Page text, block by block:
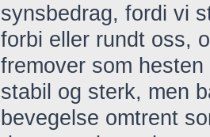
synsbedrag, fordi vi
forbi eller rundt oss,
fremover som
stabil og sterk, men
bevegelse omtrent